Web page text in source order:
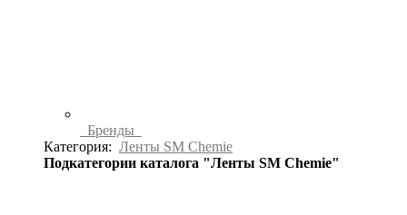
Бренды
Категория: Ленты SM Chemie
Подкатегории каталога "Ленты SM Chemie"